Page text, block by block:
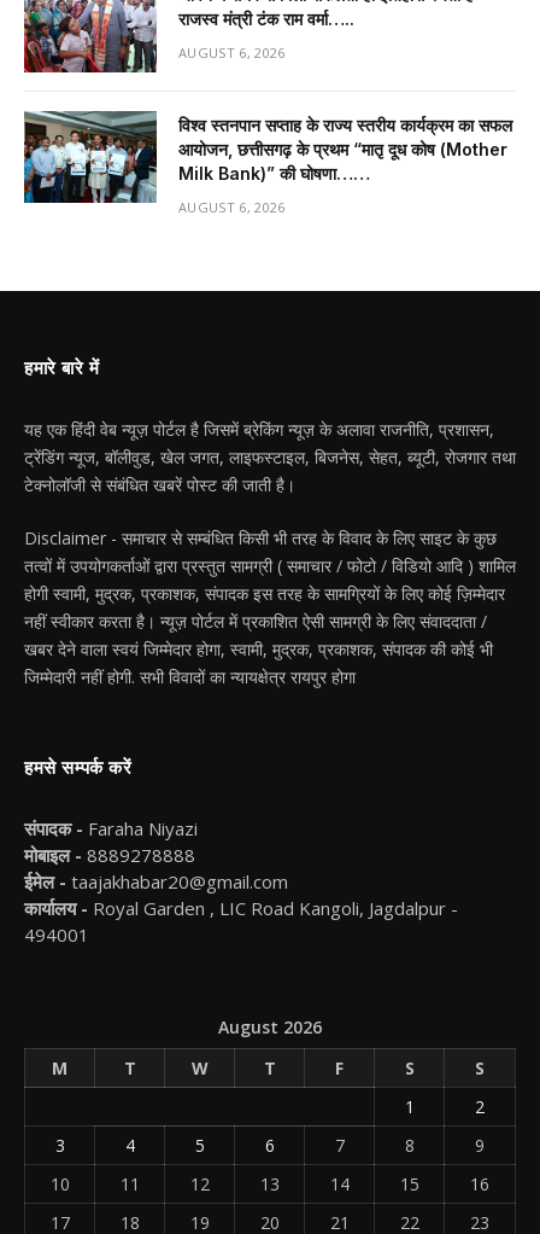
राजस्व मंत्री टंक राम वर्मा…..
AUGUST 6, 2026
विश्व स्तनपान सप्ताह के राज्य स्तरीय कार्यक्रम का सफल
आयोजन, छत्तीसगढ़ के प्रथम “मातृ दूध कोष (Mother
Milk Bank)” की घोषणा……
AUGUST 6, 2026
हमारे बारे में
यह एक हिंदी वेब न्यूज़ पोर्टल है जिसमें ब्रेकिंग न्यूज़ के अलावा राजनीति, प्रशासन,
ट्रेंडिंग न्यूज, बॉलीवुड, खेल जगत, लाइफस्टाइल, बिजनेस, सेहत, ब्यूटी, रोजगार तथा
टेक्नोलॉजी से संबंधित खबरें पोस्ट की जाती है।
Disclaimer - समाचार से सम्बंधित किसी भी तरह के विवाद के लिए साइट के कुछ
तत्वों में उपयोगकर्ताओं द्वारा प्रस्तुत सामग्री ( समाचार / फोटो / विडियो आदि ) शामिल
होगी स्वामी, मुद्रक, प्रकाशक, संपादक इस तरह के सामग्रियों के लिए कोई ज़िम्मेदार
नहीं स्वीकार करता है। न्यूज़ पोर्टल में प्रकाशित ऐसी सामग्री के लिए संवाददाता /
खबर देने वाला स्वयं जिम्मेदार होगा, स्वामी, मुद्रक, प्रकाशक, संपादक की कोई भी
जिम्मेदारी नहीं होगी. सभी विवादों का न्यायक्षेत्र रायपुर होगा
हमसे सम्पर्क करें
संपादक - Faraha Niyazi
मोबाइल - 8889278888
ईमेल - taajakhabar20@gmail.com
कार्यालय - Royal Garden , LIC Road Kangoli, Jagdalpur -
494001
August 2026
M
T W T F S
S
1
2
3
4 5 6 7 8
9
10
11 12 13 14 15
16
17
18 19 20 21 22 23